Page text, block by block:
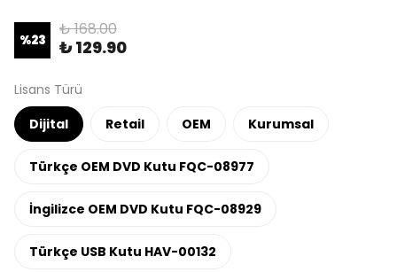
%23
₺ 168.00
₺ 129.90
Lisans Türü
Dijital
Retail OEM Kurumsal
Türkçe OEM DVD Kutu FQC-08977
İngilizce OEM DVD Kutu FQC-08929
Türkçe USB Kutu HAV-00132